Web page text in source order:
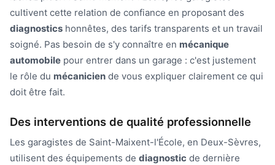
cultivent cette relation de confiance en proposant des
diagnostics honnêtes, des tarifs transparents et un travail
soigné. Pas besoin de s'y connaître en mécanique
automobile pour entrer dans un garage : c'est justement
le rôle du mécanicien de vous expliquer clairement ce qui
doit être fait.
Des interventions de qualité professionnelle
Les garagistes de Saint-Maixent-l'École, en Deux-Sèvres,
utilisent des équipements de diagnostic de dernière